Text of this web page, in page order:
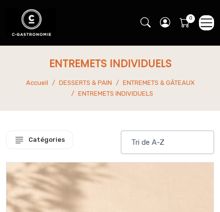
ENTREMETS INDIVIDUELS
Accueil DESSERTS & PAIN
ENTREMETS & GÂTEAUX
ENTREMETS INDIVIDUELS
Catégories